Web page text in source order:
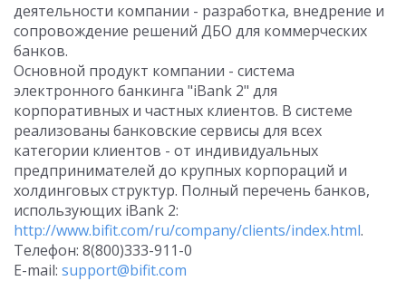
деятельности компании - разработка, внедрение и
сопровождение решений ДБО для коммерческих
банков.
Основной продукт компании - система
электронного банкинга "iBank 2" для
корпоративных и частных клиентов. В системе
реализованы банковские сервисы для всех
категории клиентов - от индивидуальных
предпринимателей до крупных корпораций и
холдинговых структур. Полный перечень банков,
использующих iBank 2:
http://www.bifit.com/ru/company/clients/index.html.
Телефон: 8(800)333-911-0
E-mail: support@bifit.com